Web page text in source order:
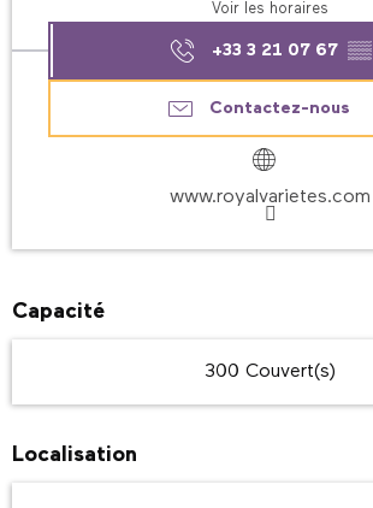
Voir les horaires
+33 3 21 07 67 ▒▒
Contactez-nous
www.royalvarietes.com
Capacité
300 Couvert(s)
Localisation